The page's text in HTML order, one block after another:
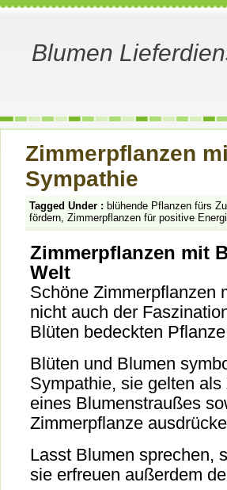
Blumen
Zimmerpflanzen
Sympathie
Tagged Under : blühende Pflanzen fürs
fördern, Zimmerpflanzen für positive
Zimmerpflanzen mit
Welt
Schöne Zimmerpflanzen
nicht auch der
Blüten bedeckten
Blüten und Blumen
Sympathie, sie gelten
eines Blumenstraußes
Zimmerpflanze
Lasst Blumen sprechen,
sie erfreuen außerdem